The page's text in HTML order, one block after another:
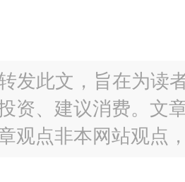
发此文，旨在为读
资、建议消费。文
观点非本网站观点